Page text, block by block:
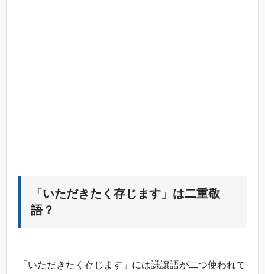
「いただきたく存じます」は二重敬
語？
「いただきたく存じます」には謙譲語が二つ使われて